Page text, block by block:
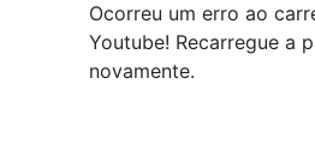
Ocorreu um erro ao
Youtube! Recarregue a
novamente.